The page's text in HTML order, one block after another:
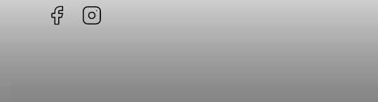
Facebook